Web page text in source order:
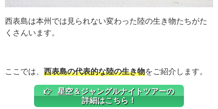
西表島は本州では見られない変わった陸の生き物たちがた
くさんいます。
ここでは、 西表島の代表的な陸の生き物をご紹介します。
星空＆ジャングルナイトツアーの
詳細はこちら！